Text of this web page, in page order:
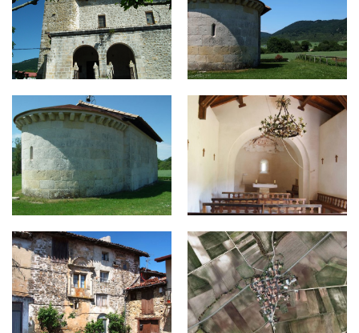
ul4-800x430.jpg ul5-600x430.jpg
ul9-800x430.jpg ullibarri-599x430.jpg